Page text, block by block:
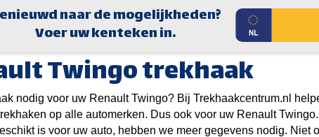
naar de mogelijkheden?
Voer uw kenteken in.
Twingo trekhaak
nodig voor uw Renault Twingo? Bij Trekhaakcentrum.nl
op alle automerken. Dus ook voor uw Renault
is voor uw auto, hebben we meer gegevens nodig. Niet